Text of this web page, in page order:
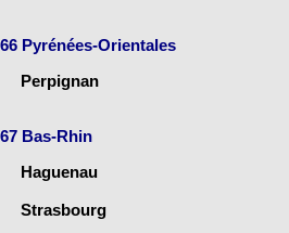
66 Pyrénées-Orientales
Perpignan
67 Bas-Rhin
Haguenau
Strasbourg